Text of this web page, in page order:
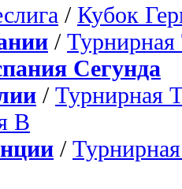
/ Кубок
/ Турнирная
Сегунда
/ Турнирная
B
/